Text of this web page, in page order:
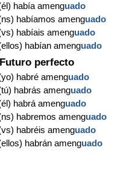
había amenguado
habíamos amenguado
habíais amenguado
habían amenguado
Futuro perfecto
habré amenguado
habrás amenguado
habrá amenguado
habremos amenguado
habréis amenguado
habrán amenguado